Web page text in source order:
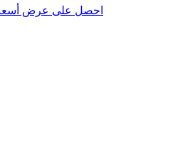
احصل على عرض